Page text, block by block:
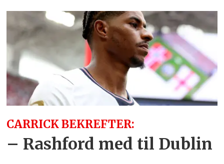
CARRICK BEKREFTER:
– Rashford med til Dublin